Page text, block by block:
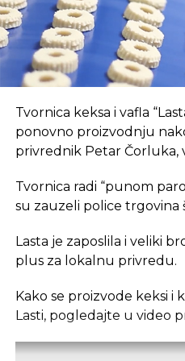
U coworking prostoru,
profesionalcima, što
atmosferu koju je teško
Dodatna prednost
prostoru omogućava
suradnji, čime coworking
Također, prisutnost
Tvornica keksa i vafla
ponovno proizvodnju
privrednik Petar Čorluka,
Tvornica radi “punom
su zauzeli police trgovina
Lasta je zaposlila i veliki
plus za lokalnu privredu.
Kako se proizvode keksi i
Lasti, pogledajte u video